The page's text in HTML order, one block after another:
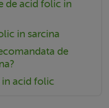
de acid folic in
in sarcina
de
acid folic